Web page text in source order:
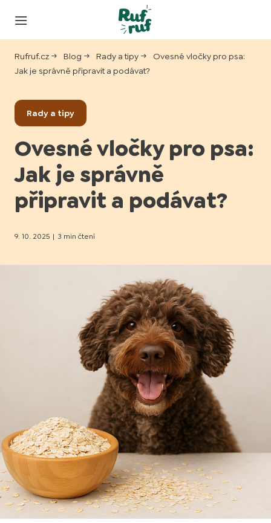
Rufruf.cz Blog Rady a tipy
Ovesné vločky pro psa:
Jak je správně připravit a podávat?
Rady a tipy
Ovesné vločky pro psa:
Jak je správně
připravit a podávat?
9. 10. 2025 | 3 min čtení